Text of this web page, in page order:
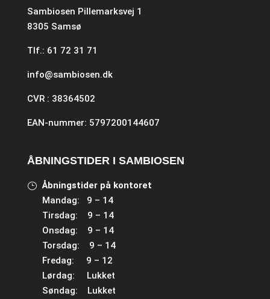
Sambiosen Pillemarksvej 1
8305 Samsø
Tlf.: 61 72 31 71
info@sambiosen.dk
CVR : 38364502
EAN-nummer: 5797200144607
ÅBNINGSTIDER I SAMBIOSEN
Åbningstider på kontoret
Mandag: 9 – 14
Tirsdag: 9 – 14
Onsdag: 9 – 14
Torsdag: 9 – 14
Fredag: 9 – 12
Lørdag: Lukket
Søndag: Lukket